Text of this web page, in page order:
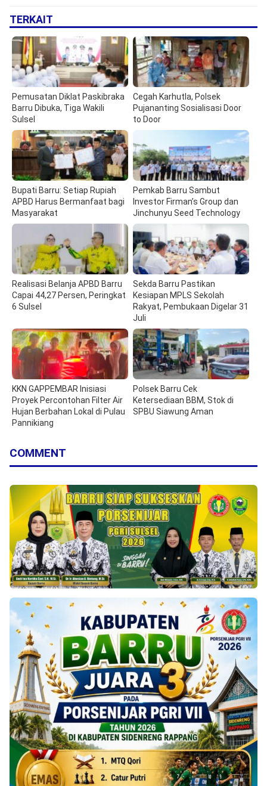
TERKAIT
Pemusatan Diklat Paskibraka
Barru Dibuka, Tiga Wakili
Sulsel
Cegah Karhutla, Polsek
Pujananting Sosialisasi Door
to Door
Bupati Barru: Setiap Rupiah
APBD Harus Bermanfaat bagi
Masyarakat
Pemkab Barru Sambut
Investor Firman’s Group dan
Jinchunyu Seed Technology
Realisasi Belanja APBD Barru
Capai 44,27 Persen, Peringkat
6 Sulsel
Sekda Barru Pastikan
Kesiapan MPLS Sekolah
Rakyat, Pembukaan Digelar 31
Juli
KKN GAPPEMBAR Inisiasi
Proyek Percontohan Filter Air
Hujan Berbahan Lokal di Pulau
Pannikiang
Polsek Barru Cek
Ketersediaan BBM, Stok di
SPBU Siawung Aman
COMMENT